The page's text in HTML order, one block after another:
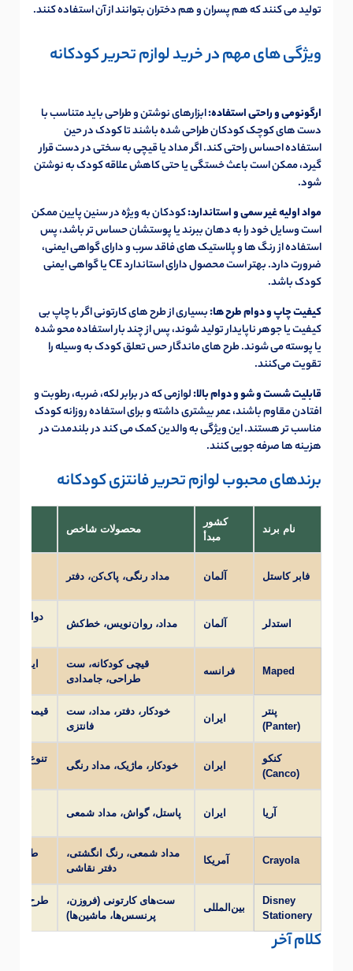
تولید می کنند که هم پسران و هم دختران بتوانند از آن استفاده کنند.
ویژگی های مهم در خرید لوازم تحریر کودکانه
ارگونومی و راحتی استفاده:ابزارهای نوشتن و طراحی باید متناسب با
دست های کوچک کودکان طراحی شده باشند تا کودک در حین
استفاده احساس راحتی کند. اگر مداد یا قیچی به سختی در دست قرار
گیرد، ممکن است باعث خستگی یا حتی کاهش علاقه کودک به نوشتن
شود.
مواد اولیه غیر سمی و استاندارد:کودکان به ویژه در سنین پایین ممکن
است وسایل خود را به دهان ببرند یا پوستشان حساس تر باشد، پس
استفاده از رنگ ها و پلاستیک های فاقد سرب و دارای گواهی ایمنی،
ضرورت دارد. بهتر است محصول دارای استاندارد CE یا گواهی ایمنی
کودک باشد.
کیفیت چاپ و دوام طرح ها:بسیاری از طرح های کارتونی اگر با چاپ بی
کیفیت یا جوهر ناپایدار تولید شوند، پس از چند بار استفاده محو شده
یا پوسته می شوند. طرح های ماندگار حس تعلق کودک به وسیله را
تقویت می‌کنند.
قابلیت شست و شو و دوام بالا:لوازمی که در برابر لکه، ضربه، رطوبت و
افتادن مقاوم باشند، عمر بیشتری داشته و برای استفاده روزانه کودک
مناسب تر هستند. این ویژگی به والدین کمک می کند در بلندمدت در
هزینه ها صرفه جویی کنند.
برندهای محبوب لوازم تحریر فانتزی کودکانه
نام برند
کشور
مبدأ
محصولات شاخص
فابر کاستل آلمان مداد رنگی، پاک‌کن، دفتر
استدلر آلمان مداد، روان‌نویس، خط‌کش
دوام
Maped فرانسه
قیچی کودکانه، ست
طراحی، جامدادی
ایمنی
پنتر
(Panter)
ایران
خودکار، دفتر، مداد، ست
فانتزی
قیمت
کنکو
(Canco)
ایران خودکار، ماژیک، مداد رنگی
تنوع
آریا ایران پاستل، گواش، مداد شمعی
Crayola آمریکا
مداد شمعی، رنگ انگشتی،
دفتر نقاشی
طراحی
Disney
Stationery
بین‌المللی
ست‌های کارتونی (فروزن،
پرنسس‌ها، ماشین‌ها)
طرح‌های
کلام آخر